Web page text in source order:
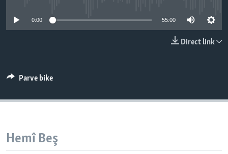
SERNIVÎS
Learning English
FOLLOW US
Zimanên Din
0:00 55:00
Direct link
Parve bike
Hemî Beş